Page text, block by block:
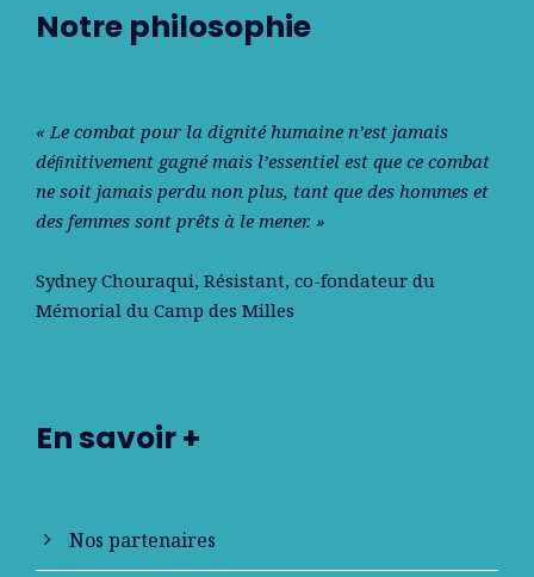
Notre philosophie
« Le combat pour la dignité humaine n’est jamais
déﬁnitivement gagné mais l’essentiel est que ce combat
ne soit jamais perdu non plus, tant que des hommes et
des femmes sont prêts à le mener. »
Sydney Chouraqui, Résistant, co-fondateur du
Mémorial du Camp des Milles
En savoir +
Nos partenaires